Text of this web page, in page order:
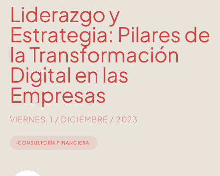
Liderazgo y
Estrategia: Pilares de
la Transformación
Digital en las
Empresas
VIERNES, 1 / DICIEMBRE / 2023
CONSULTORÍA FINANCIERA